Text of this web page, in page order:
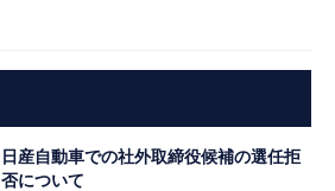
日産自動車での社外取締役候補の選任拒
否について